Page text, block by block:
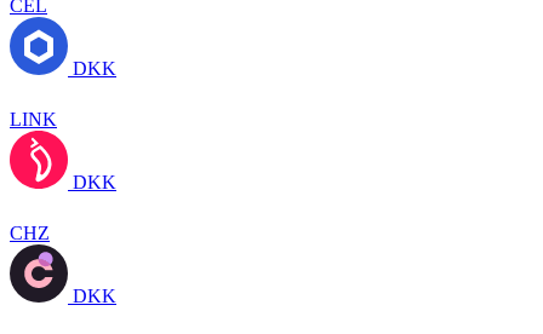
CEL
DKK
LINK
DKK
CHZ
DKK